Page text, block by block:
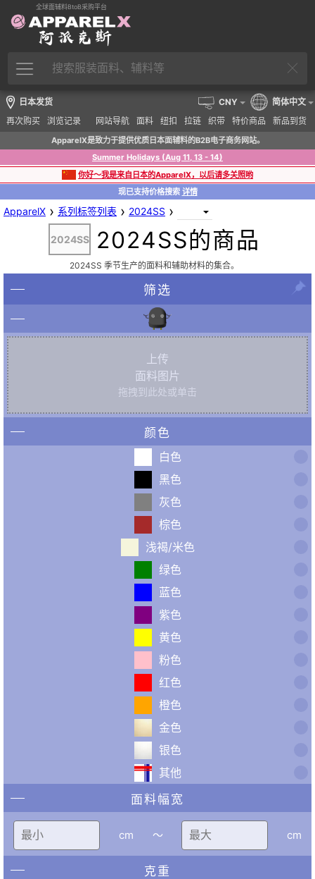
全球面辅料BtoB采购平台
日本发货
再次购买
浏览记录 网站导航 面料 纽扣 拉链 织带 特价商品 新品到货
CNY 简体中文
ApparelX是致力于提供优质日本面辅料的B2B电子商务网站。
Summer Holidays (Aug 11, 13 - 14)
你好～我是来自日本的ApparelX，以后请多关照哟
现已支持价格搜索 详情
ApparelX › 系列标签列表 › 2024SS ›
2024SS 2024SS的商品
2024SS 季节生产的面料和辅助材料的集合。
筛选
上传
面料图片
拖拽到此处或单击
颜色
白色
黑色
灰色
棕色
浅褐/米色
绿色
蓝色
紫色
黄色
粉色
红色
橙色
金色
银色
其他
面料幅宽
cm 〜 cm
克重